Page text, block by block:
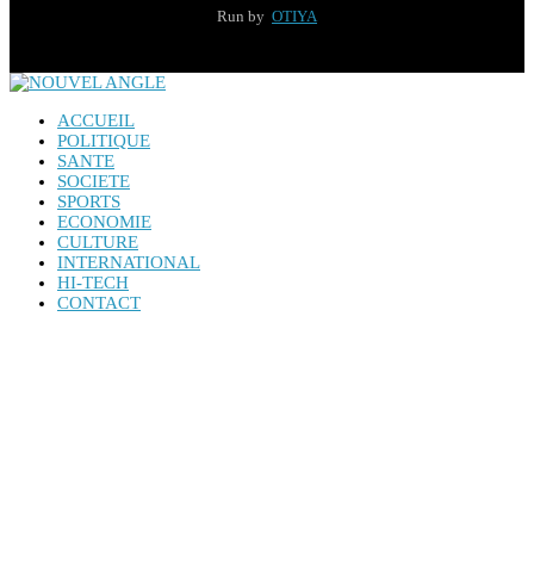
Run by OTIYA
ACCUEIL
POLITIQUE
SANTE
SOCIETE
SPORTS
ECONOMIE
CULTURE
INTERNATIONAL
HI-TECH
CONTACT